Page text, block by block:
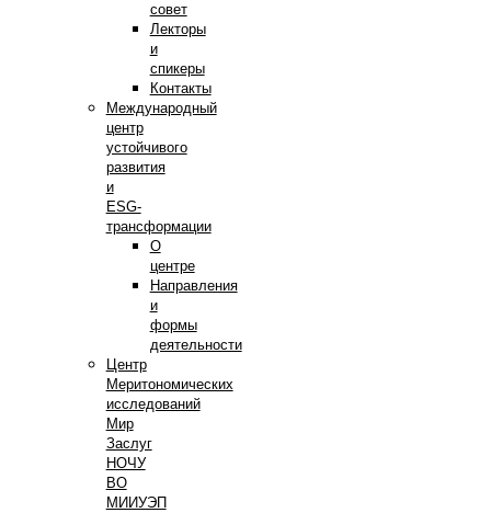
совет
Лекторы
и
спикеры
Контакты
Международный
центр
устойчивого
развития
и
ESG-
трансформации
О
центре
Направления
и
формы
деятельности
Центр
Меритономических
исследований
Мир
Заслуг
НОЧУ
ВО
МИИУЭП